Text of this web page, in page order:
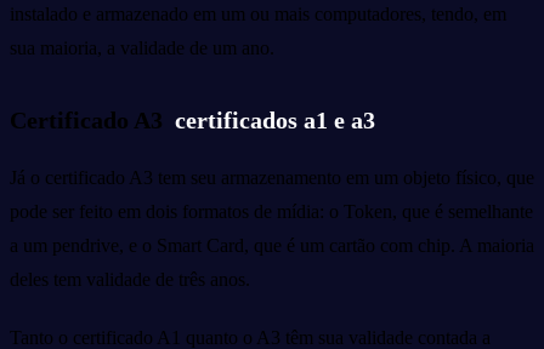
instalado e armazenado em um ou mais computadores, tendo, em
sua maioria, a validade de um ano.
Certificado A3 certificados a1 e a3
Já o certificado A3 tem seu armazenamento em um objeto físico, que
pode ser feito em dois formatos de mídia: o Token, que é semelhante
a um pendrive, e o Smart Card, que é um cartão com chip. A maioria
deles tem validade de três anos.
Tanto o certificado A1 quanto o A3 têm sua validade contada a